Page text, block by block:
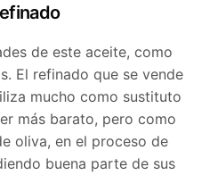
de este aceite, como
El refinado que se vende
mucho como sustituto
más barato, pero como
oliva, en el proceso de
buena parte de sus